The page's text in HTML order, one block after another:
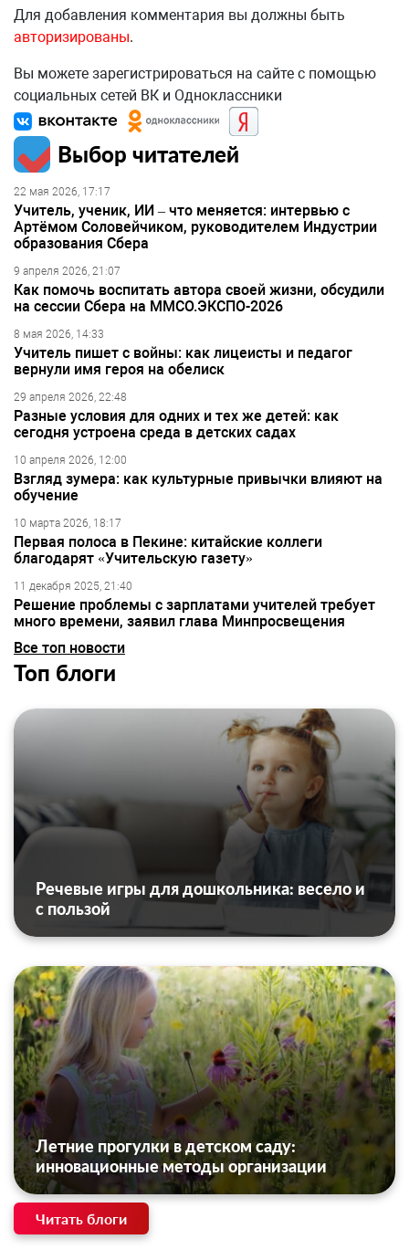
Для добавления комментария вы должны быть
авторизированы.
Вы можете зарегистрироваться на сайте с помощью
социальных сетей ВК и Одноклассники
Выбор читателей
22 мая 2026, 17:17
Учитель, ученик, ИИ – что меняется: интервью с
Артёмом Соловейчиком, руководителем Индустрии
образования Сбера
9 апреля 2026, 21:07
Как помочь воспитать автора своей жизни, обсудили
на сессии Сбера на ММСО.ЭКСПО-2026
8 мая 2026, 14:33
Учитель пишет с войны: как лицеисты и педагог
вернули имя героя на обелиск
29 апреля 2026, 22:48
Разные условия для одних и тех же детей: как
сегодня устроена среда в детских садах
10 апреля 2026, 12:00
Взгляд зумера: как культурные привычки влияют на
обучение
10 марта 2026, 18:17
Первая полоса в Пекине: китайские коллеги
благодарят «Учительскую газету»
11 декабря 2025, 21:40
Решение проблемы с зарплатами учителей требует
много времени, заявил глава Минпросвещения
Все топ новости
Топ блоги
Речевые игры для дошкольника: весело и
с пользой
Летние прогулки в детском саду:
инновационные методы организации
Читать блоги